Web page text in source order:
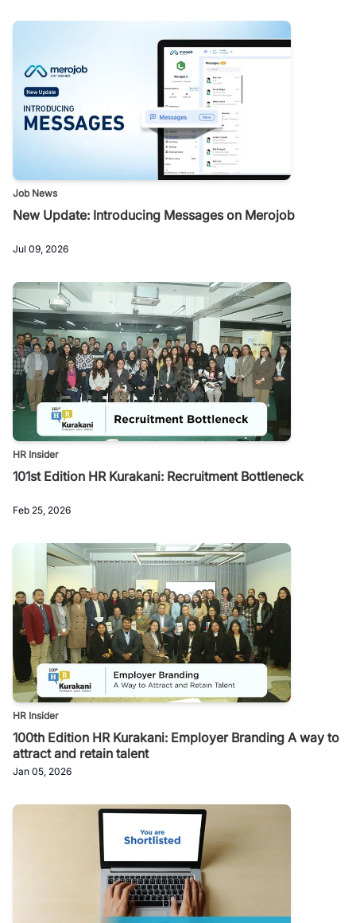
Job News
New Update: Introducing Messages on Merojob
Jul 09, 2026
HR Insider
101st Edition HR Kurakani: Recruitment Bottleneck
Feb 25, 2026
HR Insider
100th Edition HR Kurakani: Employer Branding A way to
attract and retain talent
Jan 05, 2026